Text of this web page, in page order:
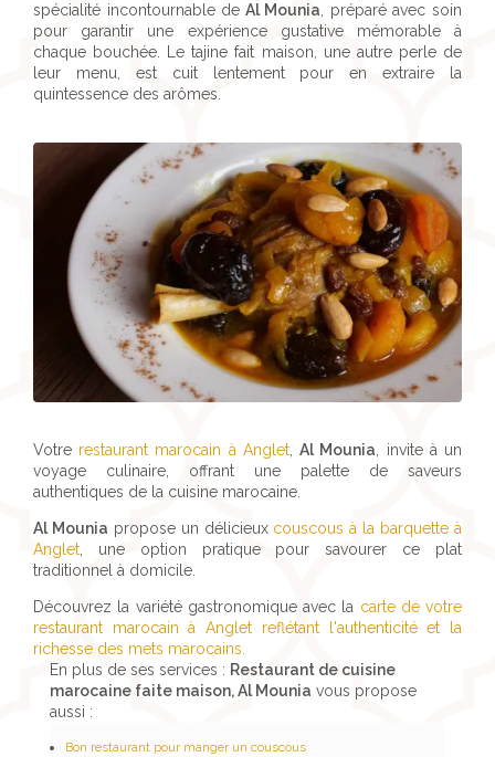
spécialité incontournable de Al Mounia , préparé avec soin
pour garantir une expérience gustative mémorable à
chaque bouchée. Le tajine fait maison, une autre perle de
leur menu, est cuit lentement pour en extraire la
quintessence des arômes.
Votre restaurant marocain à Anglet,Al Mounia , invite à un
voyage culinaire, offrant une palette de saveurs
authentiques de la cuisine marocaine.
Al Mounia propose un délicieux couscous à la barquette à
Anglet , une option pratique pour savourer ce plat
traditionnel à domicile.
Découvrez la variété gastronomique avec la carte de votre
restaurant marocain à Anglet reflétant l'authenticité et la
richesse des mets marocains.
En plus de ses services : Restaurant de cuisine
marocaine faite maison, Al Mounia vous propose
aussi :
Bon restaurant pour manger un couscous